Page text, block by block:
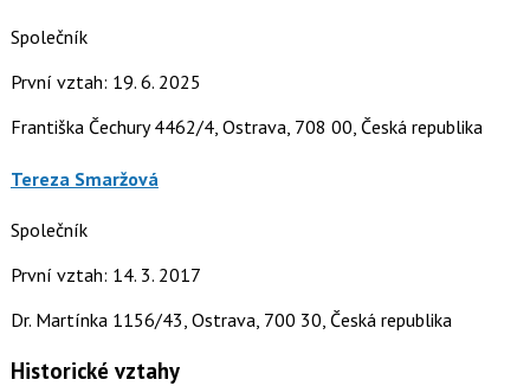
Společník
První vztah: 19. 6. 2025
Františka Čechury 4462/4, Ostrava, 708 00, Česká republika
Tereza Smaržová
Společník
První vztah: 14. 3. 2017
Dr. Martínka 1156/43, Ostrava, 700 30, Česká republika
Historické vztahy